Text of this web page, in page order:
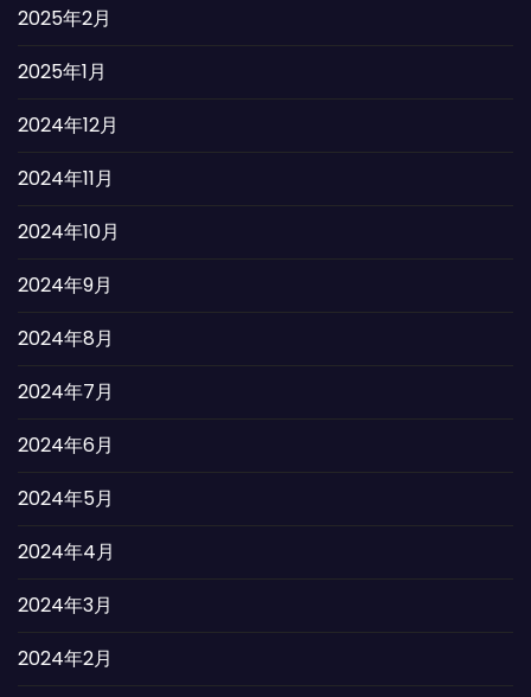
2025年2月
2025年1月
2024年12月
2024年11月
2024年10月
2024年9月
2024年8月
2024年7月
2024年6月
2024年5月
2024年4月
2024年3月
2024年2月